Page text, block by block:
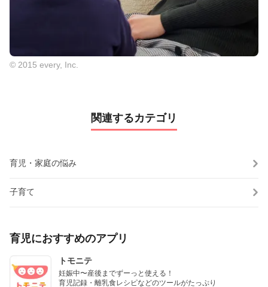
© 2015 every, Inc.
関連するカテゴリ
育児・家庭の悩み
子育て
育児におすすめのアプリ
トモニテ
妊娠中〜産後までずーっと使える！
育児記録・離乳食レシピなどのツールがたっぷり